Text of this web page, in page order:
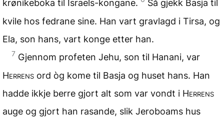
krønikeboka til Israels-kongane.
Så gjekk Basja til
kvile hos fedrane sine. Han vart gravlagd i Tirsa, og
Ela, son hans, vart konge etter han.
7 Gjennom profeten Jehu, son til Hanani, var
Herrens ord òg kome til Basja og huset hans. Han
hadde ikkje berre gjort alt som var vondt i Herrens
auge og gjort han rasande, slik Jeroboams hus